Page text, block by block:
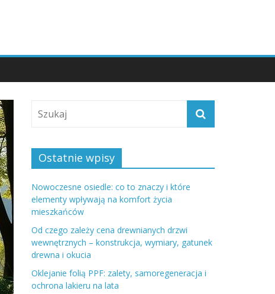
Ostatnie wpisy
Nowoczesne osiedle: co to znaczy i które
elementy wpływają na komfort życia
mieszkańców
Od czego zależy cena drewnianych drzwi
wewnętrznych – konstrukcja, wymiary, gatunek
drewna i okucia
Oklejanie folią PPF: zalety, samoregeneracja i
ochrona lakieru na lata